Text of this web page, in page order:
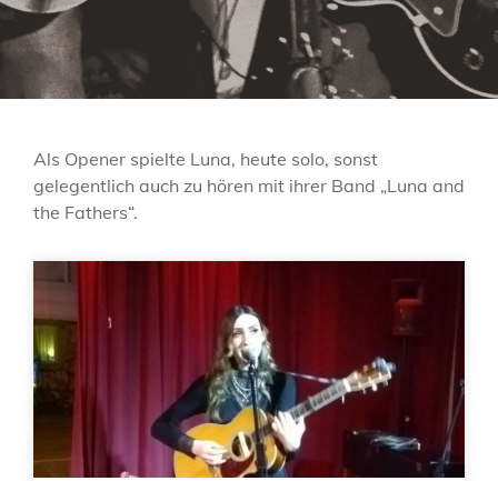
Als Opener spielte Luna, heute solo, sonst
gelegentlich auch zu hören mit ihrer Band „Luna and
the Fathers“.